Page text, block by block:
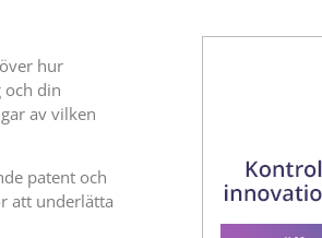
hur
och din
av vilken
patent och
att underlätta